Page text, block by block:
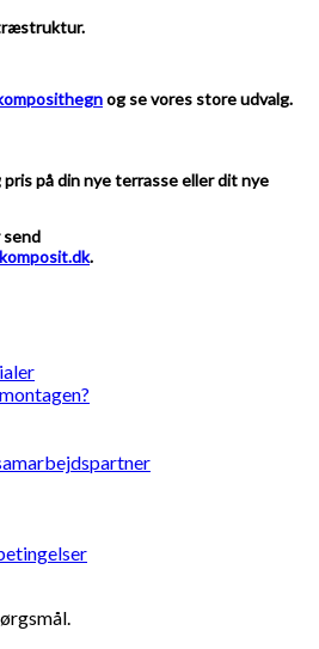
og se vores store udvalg.
på din nye terrasse eller dit nye
send
.